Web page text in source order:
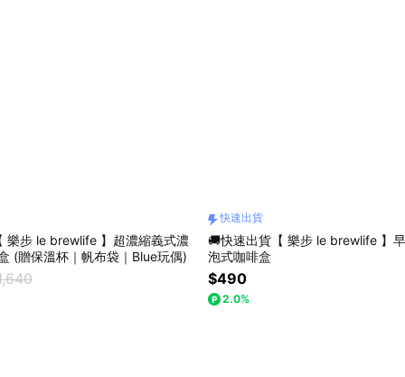
樂步 le brewlife 】超濃縮義式濃
(贈保溫杯｜帆布袋｜Blue玩偶)
快速出貨
🚚快速出貨【 樂步 le brewlife 】
泡式咖啡盒
$490
2.0%